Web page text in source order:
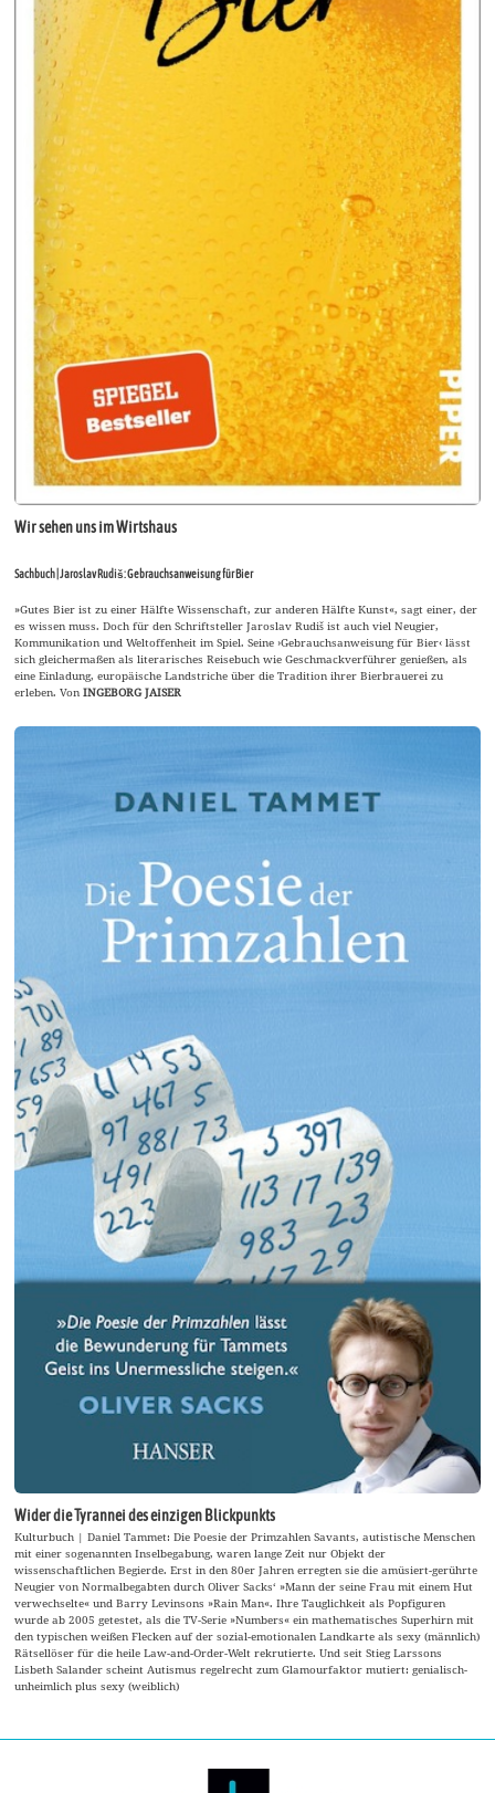
Wir sehen uns im Wirtshaus
Sachbuch | Jaroslav Rudiš: Gebrauchsanweisung für Bier
»Gutes Bier ist zu einer Hälfte Wissenschaft, zur anderen Hälfte Kunst«, sagt einer, der
es wissen muss. Doch für den Schriftsteller Jaroslav Rudiš ist auch viel Neugier,
Kommunikation und Weltoffenheit im Spiel. Seine ›Gebrauchsanweisung für Bier‹ lässt
sich gleichermaßen als literarisches Reisebuch wie Geschmackverführer genießen, als
eine Einladung, europäische Landstriche über die Tradition ihrer Bierbrauerei zu
erleben. VonINGEBORG JAISER
Wider die Tyrannei des einzigen Blickpunkts
Kulturbuch | Daniel Tammet: Die Poesie der Primzahlen Savants, autistische Menschen
mit einer sogenannten Inselbegabung, waren lange Zeit nur Objekt der
wissenschaftlichen Begierde. Erst in den 80er Jahren erregten sie die amüsiert-gerührte
Neugier von Normalbegabten durch Oliver Sacks‘ »Mann der seine Frau mit einem Hut
verwechselte« und Barry Levinsons »Rain Man«. Ihre Tauglichkeit als Popfiguren
wurde ab 2005 getestet, als die TV-Serie »Numbers« ein mathematisches Superhirn mit
den typischen weißen Flecken auf der sozial-emotionalen Landkarte als sexy (männlich)
Rätsellöser für die heile Law-and-Order-Welt rekrutierte. Und seit Stieg Larssons
Lisbeth Salander scheint Autismus regelrecht zum Glamourfaktor mutiert: genialisch-
unheimlich plus sexy (weiblich)